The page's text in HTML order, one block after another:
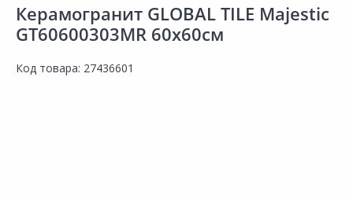
Регистрация
Перейти к сравнению
Избранное
Керамогранит GLOBAL TILE Majestic
GT60600303MR 60х60см
Код товара: 27436601